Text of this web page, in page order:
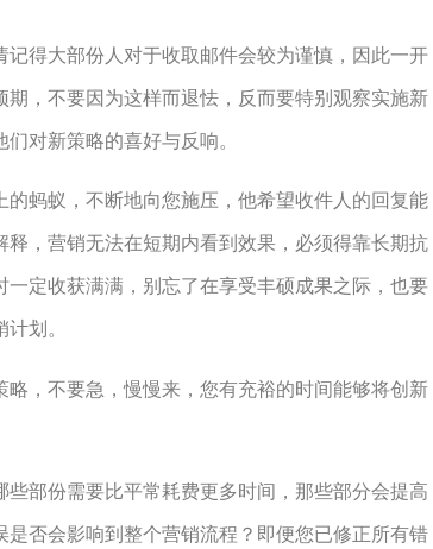
得大部份人对于收取邮件会较为谨慎，因此一开
，不要因为这样而退怯，反而要特别观察实施新
对新策略的喜好与反响。
蚂蚁，不断地向您施压，他希望收件人的回复能
，营销无法在短期内看到效果，必须得靠长期抗
定收获满满，别忘了在享受丰硕成果之际，也要
划。
，不要急，慢慢来，您有充裕的时间能够将创新
部份需要比平常耗费更多时间，那些部分会提高
否会影响到整个营销流程？即便您已修正所有错